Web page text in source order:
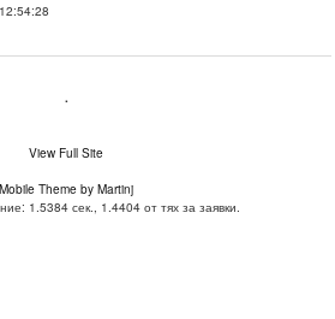
.
View Full Site
Mobile Theme by Martinj
1.5384 сек., 1.4404 от тях за заявки.